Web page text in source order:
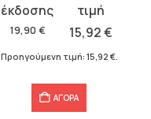
19,90 €
price
was:
19,90 €.
15,92€
τρέχουσα
τιμή
Προηγούμενη τιμή: 15,92 €.
ΑΓΟΡΑ